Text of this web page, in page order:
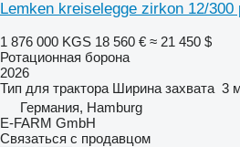
Lemken kreiselegge zirkon 12/
1 876 000 KGS 18 560 € ≈ 21 450 $
Ротационная борона
2026
Тип для трактора Ширина захвата 3
Германия, Hamburg
E-FARM GmbH
Связаться с продавцом